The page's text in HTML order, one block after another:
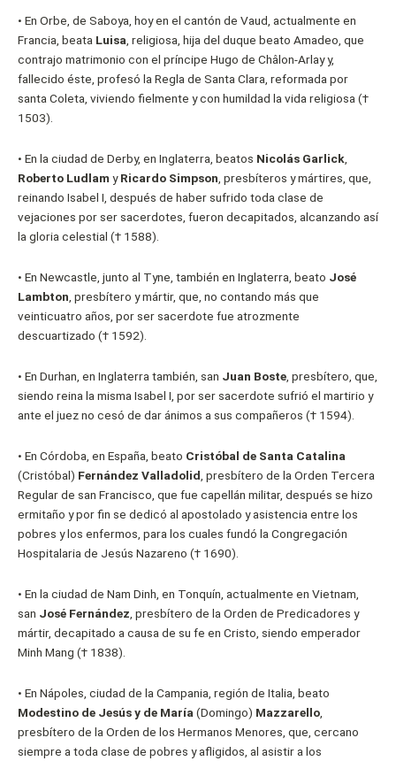
• En Orbe, de Saboya, hoy en el cantón de Vaud, actualmente en
Francia, beata Luisa , religiosa, hija del duque beato Amadeo, que
contrajo matrimonio con el príncipe Hugo de Châlon-Arlay y,
fallecido éste, profesó la Regla de Santa Clara, reformada por
santa Coleta, viviendo fielmente y con humildad la vida religiosa (†
1503).
• En la ciudad de Derby, en Inglaterra, beatos Nicolás Garlick
Roberto Ludlam yRicardo Simpson , presbíteros y mártires, que,
reinando Isabel I, después de haber sufrido toda clase de
vejaciones por ser sacerdotes, fueron decapitados, alcanzando así
la gloria celestial († 1588).
• En Newcastle, junto al Tyne, también en Inglaterra, beato José
Lambton , presbítero y mártir, que, no contando más que
veinticuatro años, por ser sacerdote fue atrozmente
descuartizado († 1592).
• En Durhan, en Inglaterra también, san Juan Boste , presbítero, que,
siendo reina la misma Isabel I, por ser sacerdote sufrió el martirio y
ante el juez no cesó de dar ánimos a sus compañeros († 1594).
• En Córdoba, en España, beato Cristóbal de Santa Catalina
(Cristóbal) Fernández Valladolid , presbítero de la Orden Tercera
Regular de san Francisco, que fue capellán militar, después se hizo
ermitaño y por fin se dedicó al apostolado y asistencia entre los
pobres y los enfermos, para los cuales fundó la Congregación
Hospitalaria de Jesús Nazareno († 1690).
• En la ciudad de Nam Dinh, en Tonquín, actualmente en Vietnam,
san José Fernández , presbítero de la Orden de Predicadores y
mártir, decapitado a causa de su fe en Cristo, siendo emperador
Minh Mang († 1838).
• En Nápoles, ciudad de la Campania, región de Italia, beato
Modestino de Jesús y de María (Domingo) Mazzarello
presbítero de la Orden de los Hermanos Menores, que, cercano
siempre a toda clase de pobres y afligidos, al asistir a los